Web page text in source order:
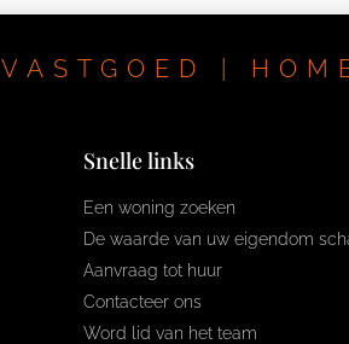
VASTGOED |
Snelle links
Een woning zoeken
De waarde van uw eigendom
Aanvraag tot huur
Contacteer ons
Word lid van het team